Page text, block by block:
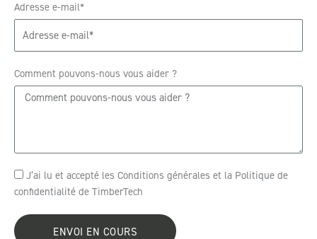
Adresse e-mail*
Comment pouvons-nous vous aider ?
J’ai lu et accepté les Conditions générales et la Politique de
confidentialité de TimberTech
ENVOI EN COURS